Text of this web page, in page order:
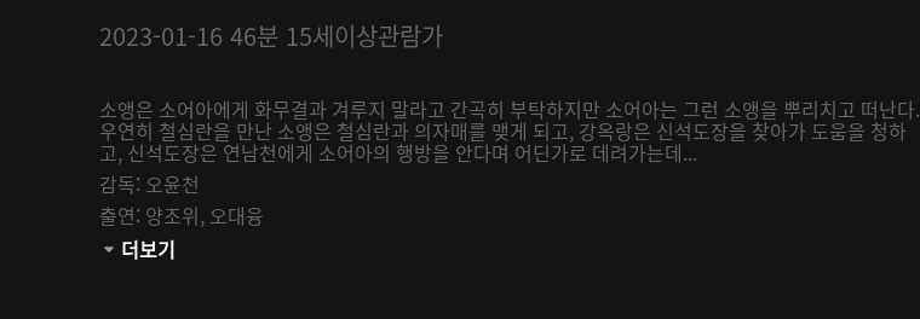
2023-01-16 46분 15세이상관람가
소앵은 소어아에게 화무결과 겨루지 말라고 간곡히 부탁하지만 소어아는 그런 소앵을 뿌리치고 떠난다.
우연히 철심란을 만난 소앵은 철심란과 의자매를 맺게 되고, 강옥랑은 신석도장을 찾아가 도움을 청하
고, 신석도장은 연남천에게 소어아의 행방을 안다며 어딘가로 데려가는데...
감독: 오윤천
출연: 양조위, 오대융
관람등급:
더보기